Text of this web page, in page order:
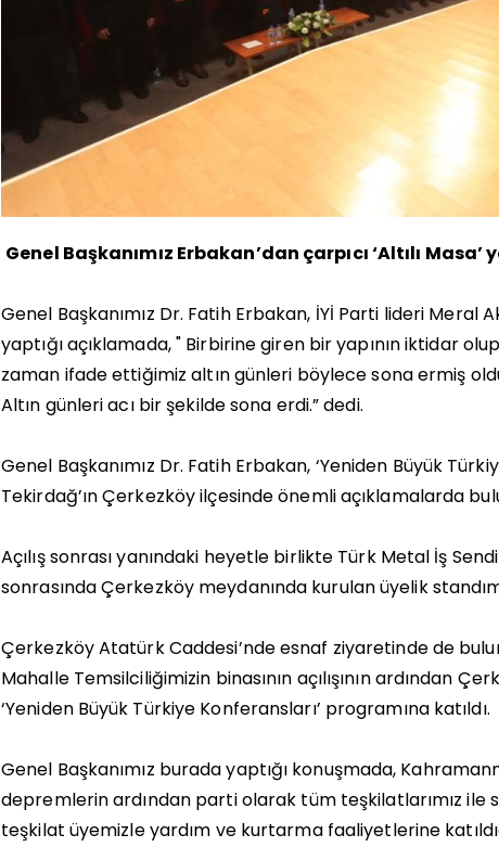
Genel Başkanımız Erbakan’dan çarpıcı ‘Altılı
Genel Başkanımız Dr. Fatih Erbakan, İYİ Parti lideri Meral
yaptığı açıklamada, " Birbirine giren bir yapının iktidar
zaman ifade ettiğimiz altın günleri böylece sona ermiş
Altın günleri acı bir şekilde sona erdi.” dedi.
Genel Başkanımız Dr. Fatih Erbakan, ‘Yeniden Büyük
Tekirdağ’ın Çerkezköy ilçesinde önemli açıklamalarda
Açılış sonrası yanındaki heyetle birlikte Türk Metal İş
sonrasında Çerkezköy meydanında kurulan üyelik
Çerkezköy Atatürk Caddesi’nde esnaf ziyaretinde de
Mahalle Temsilciliğimizin binasının açılışının ardından
‘Yeniden Büyük Türkiye Konferansları’ programına katıldı.
Genel Başkanımız burada yaptığı konuşmada,
depremlerin ardından parti olarak tüm teşkilatlarımız ile
teşkilat üyemizle yardım ve kurtarma faaliyetlerine